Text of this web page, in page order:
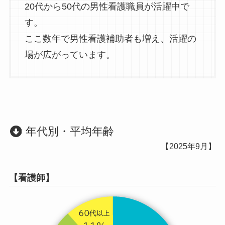
20代から50代の男性看護職員が活躍中で
す。
ここ数年で男性看護補助者も増え、活躍の
場が広がっています。
年代別・平均年齢
【2025年9月】
【看護師】